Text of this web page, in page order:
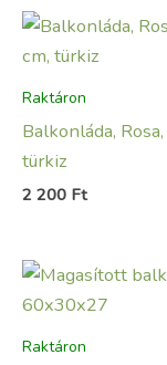
Raktáron
Balkonláda,
türkiz
2 200 Ft
Raktáron